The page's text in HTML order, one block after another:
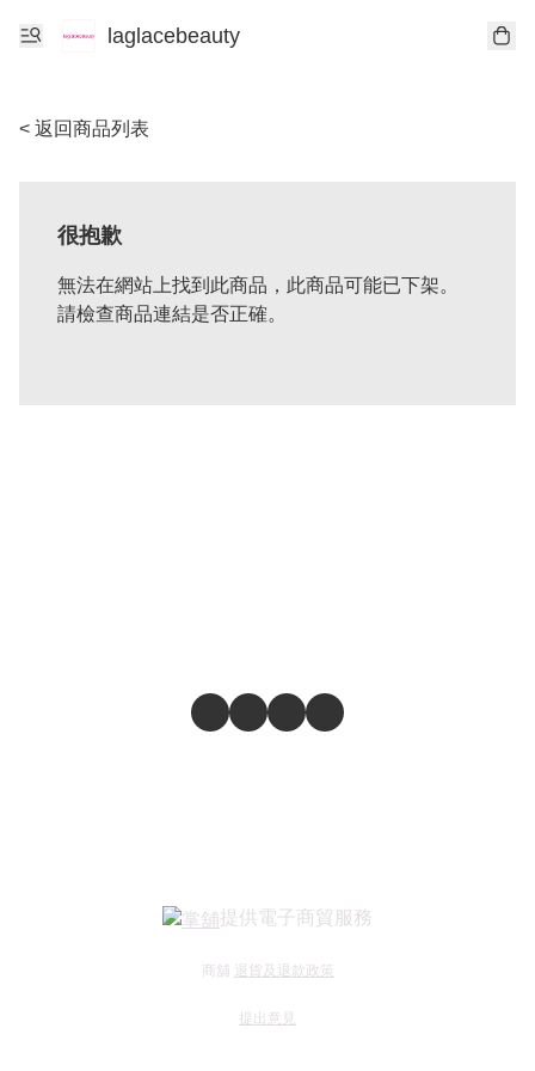
laglacebeauty
< 返回商品列表
很抱歉
無法在網站上找到此商品，此商品可能已下架。
請檢查商品連結是否正確。
提供電子商貿服務
商舖 退貨及退款政策
提出意見